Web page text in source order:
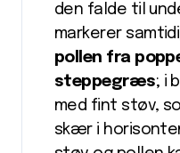
den falde til
markerer
pollen fra
steppegræs; i
med fint støv,
skær i